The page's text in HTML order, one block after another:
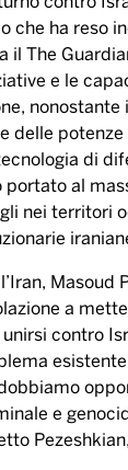
che ha reso
il The
e le
delle potenze
di
portato al
nei territori
Masoud
a
contro
e